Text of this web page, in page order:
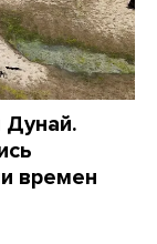
времен